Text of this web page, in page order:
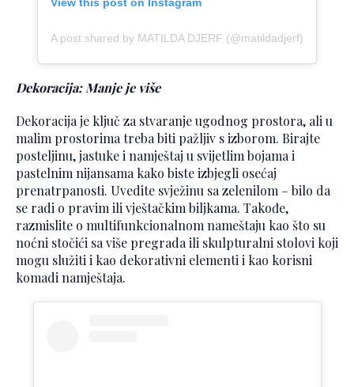
A post shared by MATILDA DJERF (@matildadjerf)
Dekoracija: Manje je više
Dekoracija je ključ za stvaranje ugodnog prostora, ali u
malim prostorima treba biti pažljiv s izborom. Birajte
posteljinu, jastuke i namještaj u svijetlim bojama i
pastelnim nijansama kako biste izbjegli osećaj
prenatrpanosti. Uvedite svježinu sa zelenilom – bilo da
se radi o pravim ili vještačkim biljkama. Takođe,
razmislite o multifunkcionalnom nameštaju kao što su
noćni stočići sa više pregrada ili skulpturalni stolovi koji
mogu služiti i kao dekorativni elementi i kao korisni
komadi namještaja.